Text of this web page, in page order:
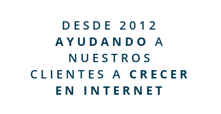
DESDE 2012
AYUDANDO A
NUESTROS
CLIENTES A CRECER
EN INTERNET